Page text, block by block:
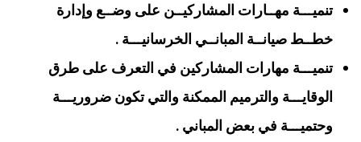
تنميـــة مهــارات المشاركيــن على وضــع وإدارة
خطــط صيانــة المبانــي الخرسانيـــة .
تنميـــة مهارات المشاركين في التعرف على طرق
الوقايـــة والترميم الممكنة والتي تكون ضروريـــة
وحتميـــة في بعض المباني .